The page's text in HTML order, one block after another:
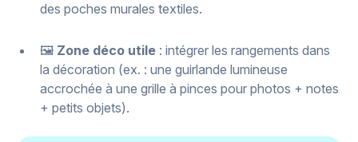
des poches murales textiles.
🖼️ Zone déco utile : intégrer les rangements dans
la décoration (ex. : une guirlande lumineuse
accrochée à une grille à pinces pour photos + notes
+ petits objets).